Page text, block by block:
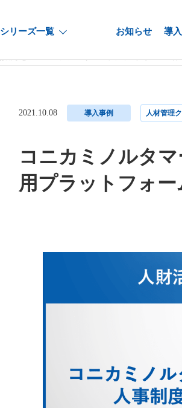
シリーズ一覧 お知らせ 導
2021.10.08 導入事例 人材管理
コニカミノルタ
用プラットフォ